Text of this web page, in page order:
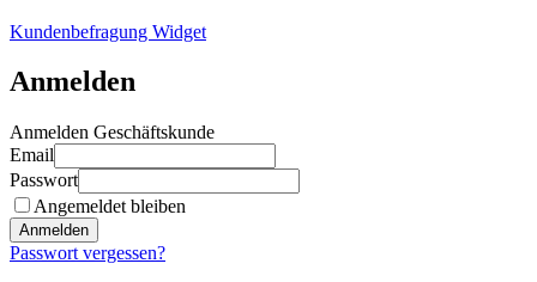
Kundenbefragung Widget
Anmelden
Anmelden Geschäftskunde
Email
Passwort
Angemeldet bleiben
Anmelden
Passwort vergessen?